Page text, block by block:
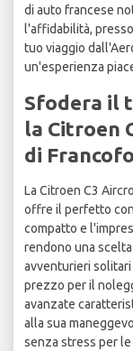
di auto francese
l'affidabilità, presso
tuo viaggio
un'esperienza
Sfodera il
la Citroen
di
La Citroen C3
offre il perfetto
compatto e
rendono una
avventurieri
prezzo per il
avanzate
alla sua
senza stress per